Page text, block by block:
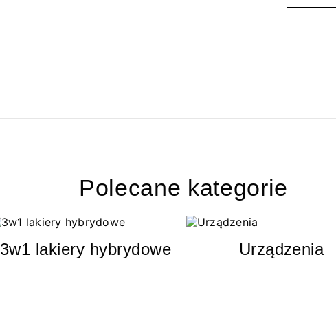
Polecane kategorie
3w1 lakiery hybrydowe Urządzenia